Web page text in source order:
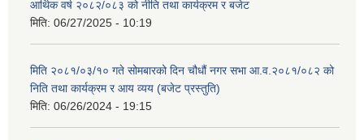
आर्थिक वर्ष २०८२/०८३ को नीति तथा कार्यक्रम र बजेट
मिति: 06/27/2025 - 10:19
मिति २०८१/०३/१० गते सोमबारको दिन चौधौं नगर सभा आ.व.२०८१/०८२ को
निति तथा कार्यक्रम र आय व्यय (बजेट प्रस्तुति)
मिति: 06/26/2024 - 19:15